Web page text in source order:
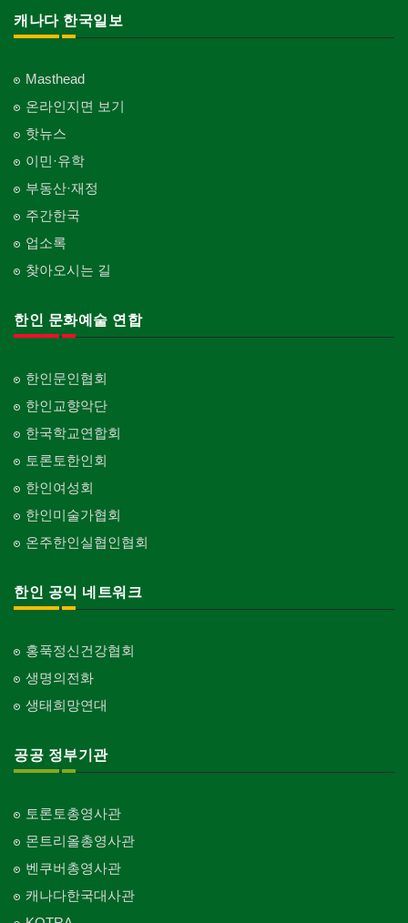
캐나다 한국일보
Masthead
온라인지면 보기
핫뉴스
이민·유학
부동산·재정
주간한국
업소록
찾아오시는 길
한인 문화예술 연합
한인문인협회
한인교향악단
한국학교연합회
토론토한인회
한인여성회
한인미술가협회
온주한인실협인협회
한인 공익 네트워크
홍푹정신건강협회
생명의전화
생태희망연대
공공 정부기관
토론토총영사관
몬트리올총영사관
벤쿠버총영사관
캐나다한국대사관